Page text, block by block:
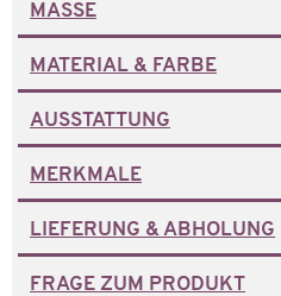
MASSE
MATERIAL & FARBE
AUSSTATTUNG
MERKMALE
LIEFERUNG & ABHOLUNG
FRAGE ZUM PRODUKT